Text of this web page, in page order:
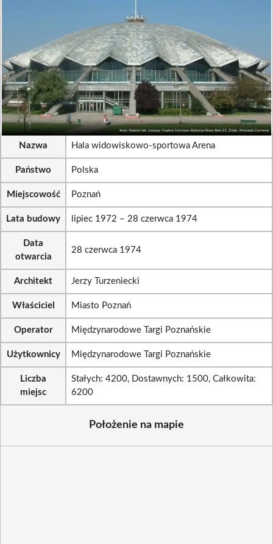
Nazwa Hala widowiskowo-sportowa Arena
Państwo Polska
Miejscowość Poznań
Lata budowy lipiec 1972 – 28 czerwca 1974
Data
otwarcia
28 czerwca 1974
Architekt Jerzy Turzeniecki
Właściciel Miasto Poznań
Operator Międzynarodowe Targi Poznańskie
Użytkownicy Międzynarodowe Targi Poznańskie
Liczba
miejsc
Stałych: 4200, Dostawnych: 1500, Całkowita:
6200
Położenie na mapie